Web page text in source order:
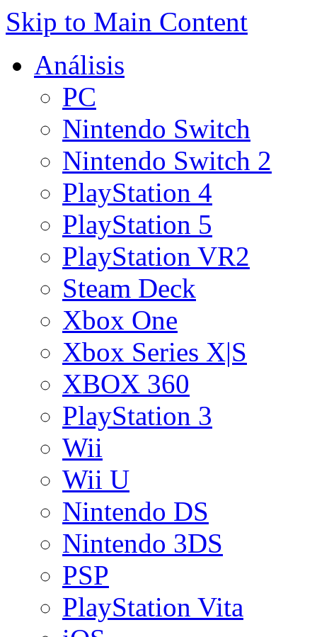
Skip to Main Content
Análisis
PC
Nintendo Switch
Nintendo Switch 2
PlayStation 4
PlayStation 5
PlayStation VR2
Steam Deck
Xbox One
Xbox Series X|S
XBOX 360
PlayStation 3
Wii
Wii U
Nintendo DS
Nintendo 3DS
PSP
PlayStation Vita